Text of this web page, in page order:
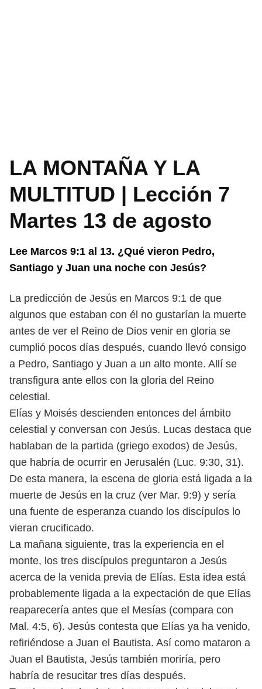
LA MONTAÑA Y LA
MULTITUD | Lección 7
Martes 13 de agosto
Lee Marcos 9:1 al 13. ¿Qué vieron Pedro,
Santiago y Juan una noche con Jesús?
La predicción de Jesús en Marcos 9:1 de que
algunos que estaban con él no gustarían la muerte
antes de ver el Reino de Dios venir en gloria se
cumplió pocos días después, cuando llevó consigo
a Pedro, Santiago y Juan a un alto monte. Allí se
transfigura ante ellos con la gloria del Reino
celestial.
Elías y Moisés descienden entonces del ámbito
celestial y conversan con Jesús. Lucas destaca que
hablaban de la partida (griego exodos) de Jesús,
que habría de ocurrir en Jerusalén (Luc. 9:30, 31).
De esta manera, la escena de gloria está ligada a la
muerte de Jesús en la cruz (ver Mar. 9:9) y sería
una fuente de esperanza cuando los discípulos lo
vieran crucificado.
La mañana siguiente, tras la experiencia en el
monte, los tres discípulos preguntaron a Jesús
acerca de la venida previa de Elías. Esta idea está
probablemente ligada a la expectación de que Elías
reaparecería antes que el Mesías (compara con
Mal. 4:5, 6). Jesús contesta que Elías ya ha venido,
refiriéndose a Juan el Bautista. Así como mataron a
Juan el Bautista, Jesús también moriría, pero
habría de resucitar tres días después.